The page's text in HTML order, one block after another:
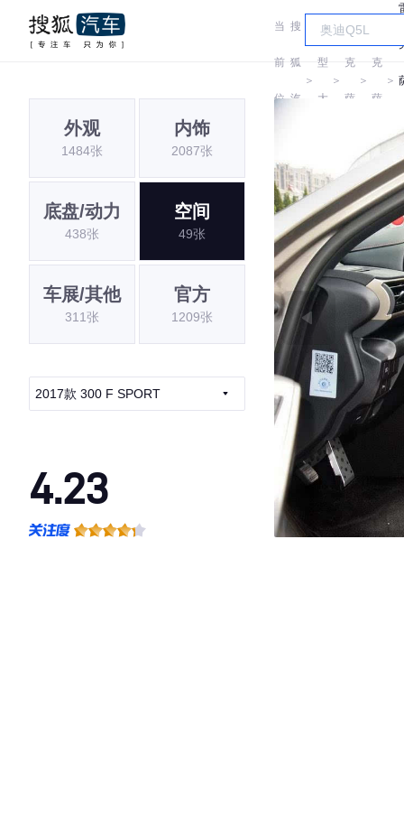
当
前
位
搜
狐
汽
＞
车
型
大
＞
雷
克
萨
＞
克
萨
＞
外观
1484张
内饰
2087张
底盘/动力
438张
空间
49张
车展/其他
311张
官方
1209张
2017款 300 F SPORT
4.23